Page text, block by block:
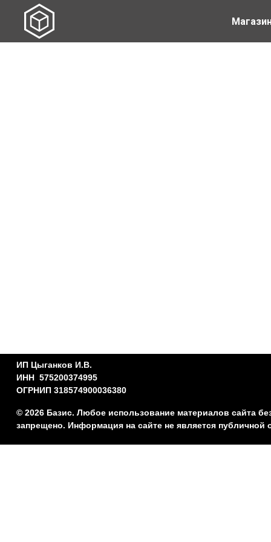
ИП Цыганков И.В.
ИНН 575200374995
ОГРНИП 318574900036380
© 2026 Базис. Любое использование материалов сайта
запрещено. Информация на сайте не является публичной